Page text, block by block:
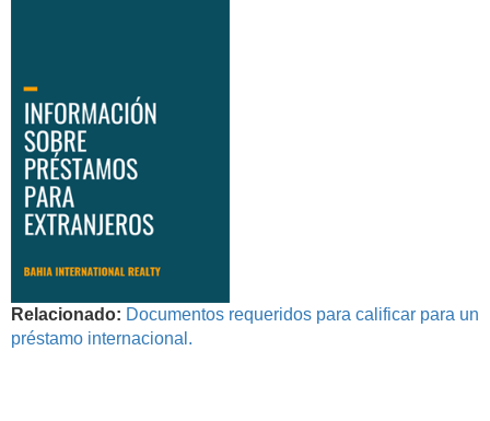
Relacionado: Documentos requeridos para calificar para un
préstamo internacional.